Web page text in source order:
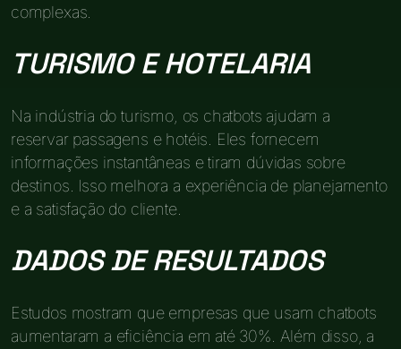
complexas.
TURISMO E HOTELARIA
Na indústria do turismo, os chatbots ajudam a
reservar passagens e hotéis. Eles fornecem
informações instantâneas e tiram dúvidas sobre
destinos. Isso melhora a experiência de planejamento
e a satisfação do cliente.
DADOS DE RESULTADOS
Estudos mostram que empresas que usam chatbots
aumentaram a eficiência em até 30%. Além disso, a